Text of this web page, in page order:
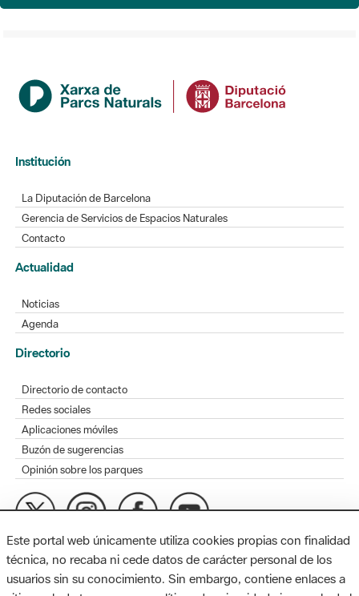
Institución
La Diputación de Barcelona
Gerencia de Servicios de Espacios Naturales
Contacto
Actualidad
Noticias
Agenda
Directorio
Directorio de contacto
Redes sociales
Aplicaciones móviles
Buzón de sugerencias
Opinión sobre los parques
MAPA WEB AVISO LEGAL ACCESIBILIDAD
Diputación de Barcelona. Edifici Llacuna, 1a planta. Badajoz, 49.
Este portal web únicamente utiliza cookies propias con finalidad
técnica, no recaba ni cede datos de carácter personal de los
usuarios sin su conocimiento. Sin embargo, contiene enlaces a